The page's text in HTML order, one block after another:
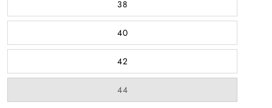
38
40
42
44Variant